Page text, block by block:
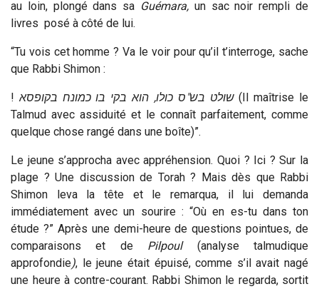
au loin, plongé dans sa Guémara, un sac noir rempli de
livres posé à côté de lui.
“Tu vois cet homme ? Va le voir pour qu’il t’interroge, sache
que Rabbi Shimon :
! שולט בש"ס כולו, הוא בקי בו כמונח בקופסא(Il maîtrise le
Talmud avec assiduité et le connaît parfaitement, comme
quelque chose rangé dans une boîte)”.
Le jeune s’approcha avec appréhension. Quoi ? Ici ? Sur la
plage ? Une discussion de Torah ? Mais dès que Rabbi
Shimon leva la tête et le remarqua, il lui demanda
immédiatement avec un sourire : “Où en es-tu dans ton
étude ?” Après une demi-heure de questions pointues, de
comparaisons et de Pilpoul (analyse talmudique
approfondie), le jeune était épuisé, comme s’il avait nagé
une heure à contre-courant. Rabbi Shimon le regarda, sortit